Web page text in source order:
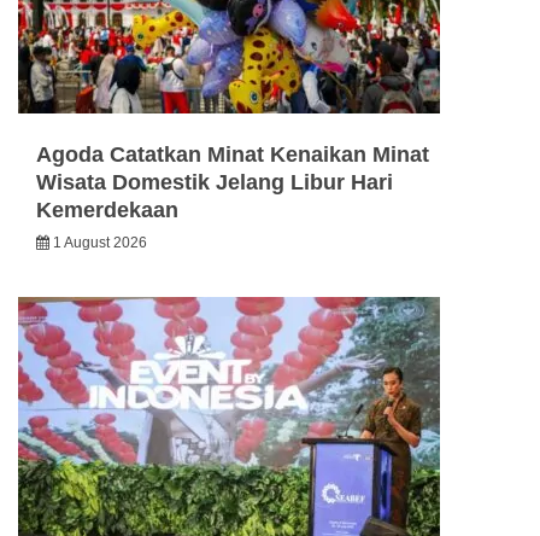
Agoda Catatkan Minat Kenaikan Minat
Wisata Domestik Jelang Libur Hari
Kemerdekaan
1 August 2026